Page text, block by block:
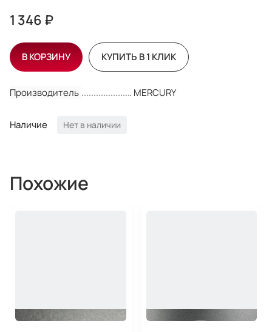
Производитель MERCURY
Наличие Нет в наличии
1 346 ₽
В КОРЗИНУ КУПИТЬ В 1 КЛИК
Похожие